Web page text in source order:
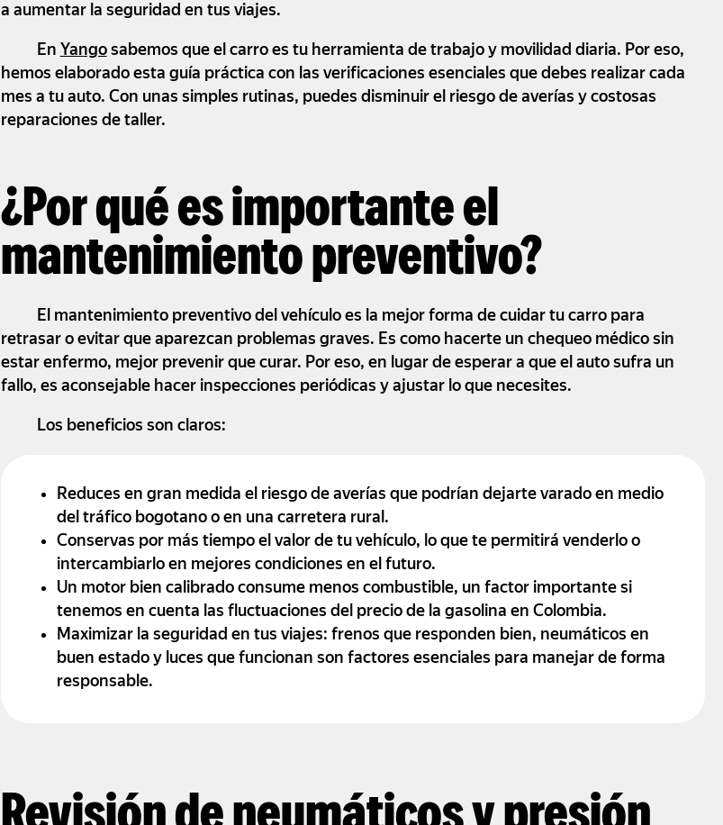
a aumentar la seguridad en tus viajes.
EnYangosabemos que el carro es tu herramienta de trabajo y movilidad diaria. Por eso,
hemos elaborado esta guía práctica con las verificaciones esenciales que debes realizar cada
mes a tu auto. Con unas simples rutinas, puedes disminuir el riesgo de averías y costosas
reparaciones de taller.
¿Por qué es importante el
mantenimiento preventivo?
El mantenimiento preventivo del vehículo es la mejor forma de cuidar tu carro para
retrasar o evitar que aparezcan problemas graves. Es como hacerte un chequeo médico sin
estar enfermo, mejor prevenir que curar. Por eso, en lugar de esperar a que el auto sufra un
fallo, es aconsejable hacer inspecciones periódicas y ajustar lo que necesites.
Los beneficios son claros:
Reduces en gran medida el riesgo de averías que podrían dejarte varado en medio
del tráfico bogotano o en una carretera rural.
Conservas por más tiempo el valor de tu vehículo, lo que te permitirá venderlo o
intercambiarlo en mejores condiciones en el futuro.
Un motor bien calibrado consume menos combustible, un factor importante si
tenemos en cuenta las fluctuaciones del precio de la gasolina en Colombia.
Maximizar la seguridad en tus viajes: frenos que responden bien, neumáticos en
buen estado y luces que funcionan son factores esenciales para manejar de forma
responsable.